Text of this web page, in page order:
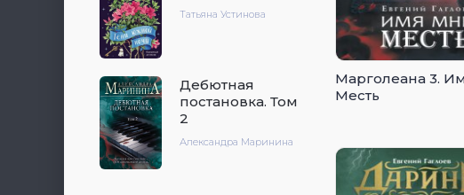
Татьяна Устинова
Дебютная
постановка. Том
2
Александра Маринина
Марголеана 3.
Месть